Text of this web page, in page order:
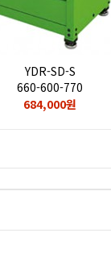
YDR-SD-S
660-600-770
684,000원